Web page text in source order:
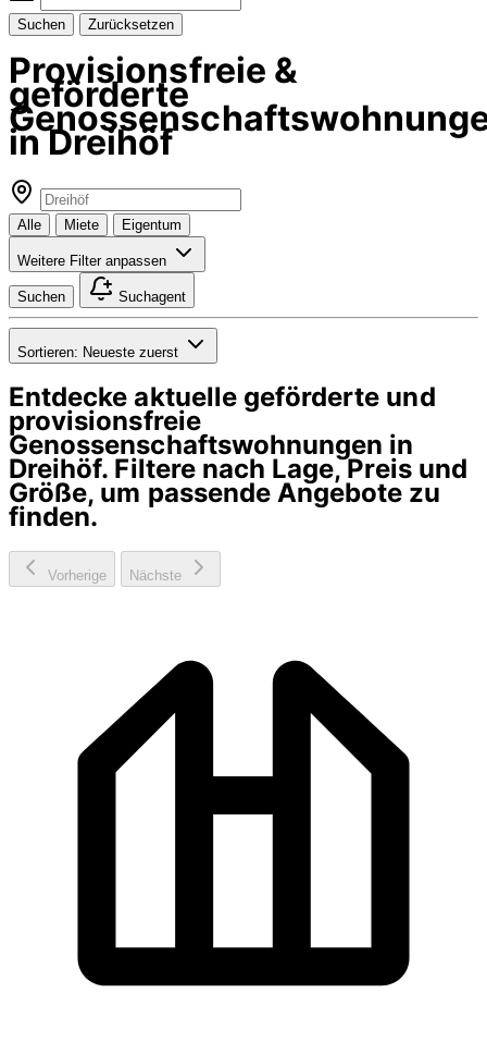
Suchen Zurücksetzen
Provisionsfreie &
geförderte
in Dreihöf
Alle Miete Eigentum
Weitere Filter anpassen
Suchen Suchagent
Sortieren: Neueste zuerst
Entdecke aktuelle geförderte und
provisionsfreie
Genossenschaftswohnungen in
Dreihöf. Filtere nach Lage, Preis und
Größe, um passende Angebote zu
finden.
Vorherige Nächste